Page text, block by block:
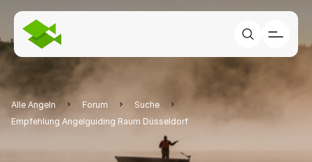
Alle Angeln Forum
Suche
Empfehlung Angelguiding Raum Düsseldorf